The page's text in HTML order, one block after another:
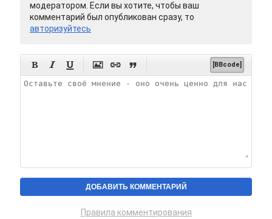
модератором. Если вы хотите, чтобы ваш
комментарий был опубликован сразу, то
авторизуйтесь
      [BBcode]
Правила комментирования